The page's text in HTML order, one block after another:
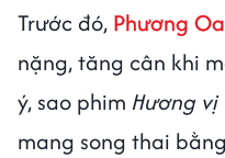
Trước đó, Phương
nặng, tăng cân khi
ý, sao phim Hương
mang song thai